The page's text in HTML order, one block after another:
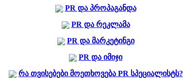
PR და პროპაგანდა
PR და რეკლამა
PR და მარკეტინგი
PR და იმიჯი
რა თვისებები მოეთხოვება PR სპეციალისტს?